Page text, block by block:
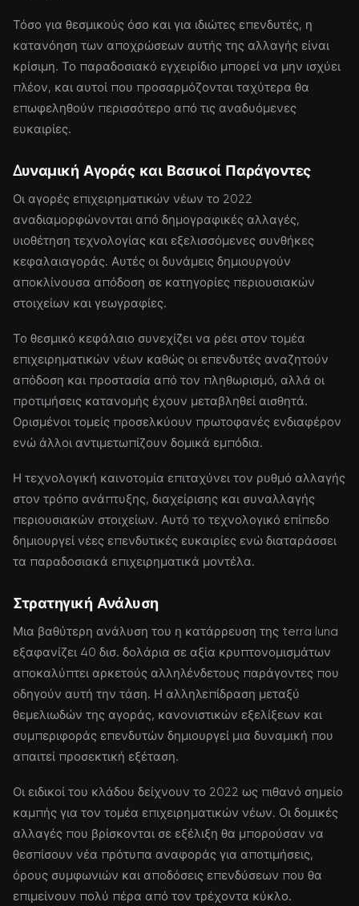
Τόσο για θεσμικούς όσο και για ιδιώτες επενδυτές, η
κατανόηση των αποχρώσεων αυτής της αλλαγής είναι
κρίσιμη. Το παραδοσιακό εγχειρίδιο μπορεί να μην ισχύει
πλέον, και αυτοί που προσαρμόζονται ταχύτερα θα
επωφεληθούν περισσότερο από τις αναδυόμενες
ευκαιρίες.
Δυναμική Αγοράς και Βασικοί Παράγοντες
Οι αγορές επιχειρηματικών νέων το 2022
αναδιαμορφώνονται από δημογραφικές αλλαγές,
υιοθέτηση τεχνολογίας και εξελισσόμενες συνθήκες
κεφαλαιαγοράς. Αυτές οι δυνάμεις δημιουργούν
αποκλίνουσα απόδοση σε κατηγορίες περιουσιακών
στοιχείων και γεωγραφίες.
Το θεσμικό κεφάλαιο συνεχίζει να ρέει στον τομέα
επιχειρηματικών νέων καθώς οι επενδυτές αναζητούν
απόδοση και προστασία από τον πληθωρισμό, αλλά οι
προτιμήσεις κατανομής έχουν μεταβληθεί αισθητά.
Ορισμένοι τομείς προσελκύουν πρωτοφανές ενδιαφέρον
ενώ άλλοι αντιμετωπίζουν δομικά εμπόδια.
Η τεχνολογική καινοτομία επιταχύνει τον ρυθμό αλλαγής
στον τρόπο ανάπτυξης, διαχείρισης και συναλλαγής
περιουσιακών στοιχείων. Αυτό το τεχνολογικό επίπεδο
δημιουργεί νέες επενδυτικές ευκαιρίες ενώ διαταράσσει
τα παραδοσιακά επιχειρηματικά μοντέλα.
Στρατηγική Ανάλυση
Μια βαθύτερη ανάλυση του η κατάρρευση της terra luna
εξαφανίζει 40 δισ. δολάρια σε αξία κρυπτονομισμάτων
αποκαλύπτει αρκετούς αλληλένδετους παράγοντες που
οδηγούν αυτή την τάση. Η αλληλεπίδραση μεταξύ
θεμελιωδών της αγοράς, κανονιστικών εξελίξεων και
συμπεριφοράς επενδυτών δημιουργεί μια δυναμική που
απαιτεί προσεκτική εξέταση.
Οι ειδικοί του κλάδου δείχνουν το 2022 ως πιθανό σημείο
καμπής για τον τομέα επιχειρηματικών νέων. Οι δομικές
αλλαγές που βρίσκονται σε εξέλιξη θα μπορούσαν να
θεσπίσουν νέα πρότυπα αναφοράς για αποτιμήσεις,
όρους συμφωνιών και αποδόσεις επενδύσεων που θα
επιμείνουν πολύ πέρα από τον τρέχοντα κύκλο.